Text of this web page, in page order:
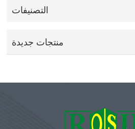
التصنيفات
منتجات جديدة